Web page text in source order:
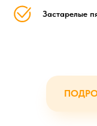
Застарелые